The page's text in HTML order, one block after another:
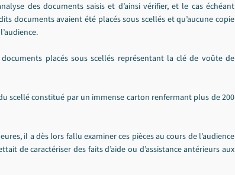
des documents saisis et d’ainsi vérifier, et le cas échéant
documents avaient été placés sous scellés et qu’aucune copie
placés sous scellés représentant la clé de voûte de
scellé constitué par un immense carton renfermant plus de 200
il a dès lors fallu examiner ces pièces au cours de l’audience
de caractériser des faits d’aide ou d’assistance antérieurs aux